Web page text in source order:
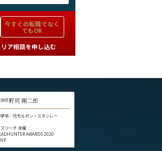
今すぐの転職でなく
てもOK
ア相談を申し込む
役野尻 剛二郎
卒／元モルガン・スタンレー
リーチ 主催
AWARDS 2020